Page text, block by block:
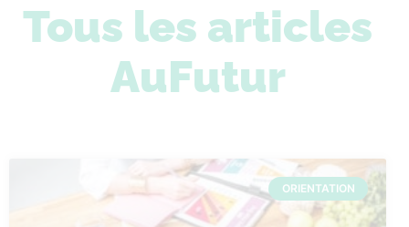
Tous les articles
AuFutur
ORIENTATION